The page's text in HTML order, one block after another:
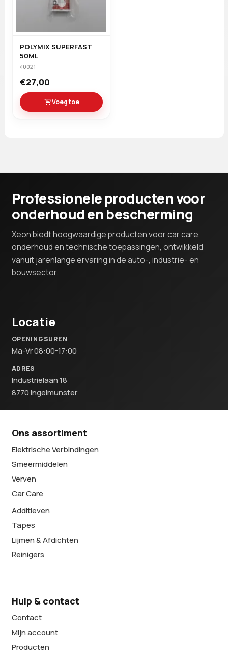
POLYMIX SUPERFAST
50ML
40021
€27,00
Voeg toe
Professionele producten voor
onderhoud en bescherming
Xeon biedt hoogwaardige producten voor car care,
onderhoud en technische toepassingen, ontwikkeld
vanuit jarenlange ervaring in de auto-, industrie- en
bouwsector.
Locatie
OPENINGSUREN
Ma-Vr 08:00-17:00
ADRES
Industrielaan 18
8770 Ingelmunster
Ons assortiment
Elektrische Verbindingen
Smeermiddelen
Verven
Car Care
Additieven
Tapes
Lijmen & Afdichten
Reinigers
Hulp & contact
Contact
Mijn account
Producten